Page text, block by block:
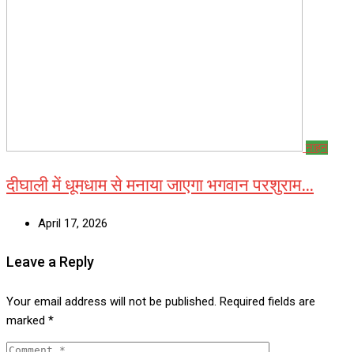
नाहन
दीघाली में धूमधाम से मनाया जाएगा भगवान परशुराम…
April 17, 2026
Leave a Reply
Your email address will not be published. Required fields are
marked *